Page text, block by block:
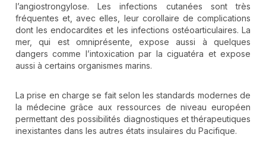
l’angiostrongylose. Les infections cutanées sont très
fréquentes et, avec elles, leur corollaire de complications
dont les endocardites et les infections ostéoarticulaires. La
mer, qui est omniprésente, expose aussi à quelques
dangers comme l’intoxication par la ciguatéra et expose
aussi à certains organismes marins.
La prise en charge se fait selon les standards modernes de
la médecine grâce aux ressources de niveau européen
permettant des possibilités diagnostiques et thérapeutiques
inexistantes dans les autres états insulaires du Pacifique.